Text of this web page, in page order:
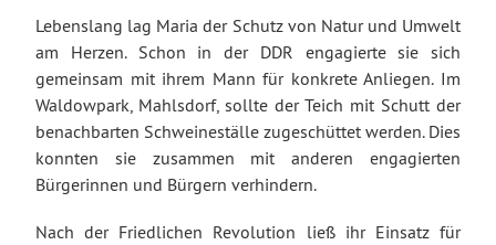
Lebenslang lag Maria der Schutz von Natur und Umwelt
am Herzen. Schon in der DDR engagierte sie sich
gemeinsam mit ihrem Mann für konkrete Anliegen. Im
Waldowpark, Mahlsdorf, sollte der Teich mit Schutt der
benachbarten Schweineställe zugeschüttet werden. Dies
konnten sie zusammen mit anderen engagierten
Bürgerinnen und Bürgern verhindern.
Nach der Friedlichen Revolution ließ ihr Einsatz für